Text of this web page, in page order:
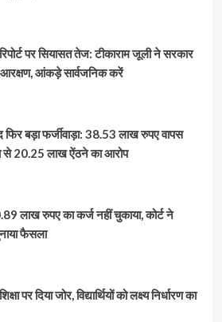
पर सियासत तेज: टीकाराम जूली ने सरकार
आरक्षण, आंकड़े सार्वजनिक करें
फिर बड़ा फर्जीवाड़ा: 38.53 लाख रुपए वापस
से 20.25 लाख ऐंठने का आरोप
लाख रुपए का कर्ज नहीं चुकाया, कोर्ट ने
फैसला
पर दिया जोर, विद्यार्थियों को लक्ष्य निर्धारण का